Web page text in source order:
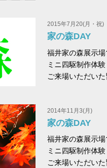
2015年7月20(月・祝)
家の森DAY
福井家の森展示場
ミニ四駆制作体
ご来場いただい
2014年11月3(月)
家の森DAY
福井家の森展示場
ミニ四駆制作体
ご来場いただい